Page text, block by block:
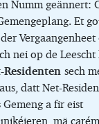
Numm geännert:
Et
nei op de
Residentensech
datt Net-
a fir eist